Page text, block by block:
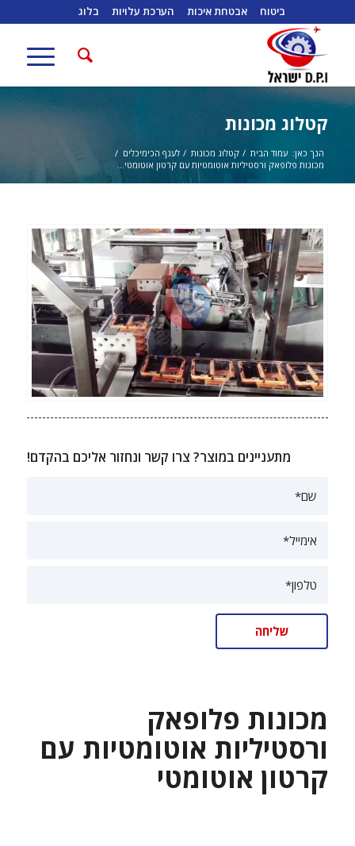
ביטוח אבטחת איכות הערכת עלויות בלוג
קטלוג מכונות
הנך כאן: עמוד הבית / קטלוג מכונות / לענף הכימיכלים /
מכונות פלופאק ורסטיליות אוטומטיות עם קרטון אוטומטי...
מתעניינים במוצר? צרו קשר ונחזור אליכם בהקדם!
מכונות פלופאק
ורסטיליות אוטומטיות עם
קרטון אוטומטי